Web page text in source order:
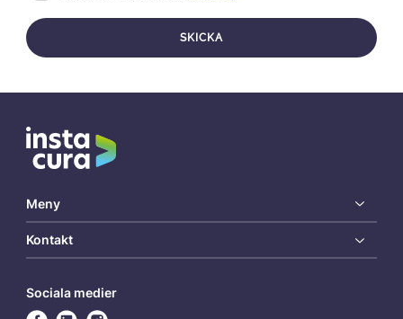
SKICKA
Meny
Kontakt
Sociala medier